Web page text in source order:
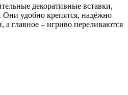
декоративные вставки,
удобно крепятся, надёжно
а главное – игриво переливаются